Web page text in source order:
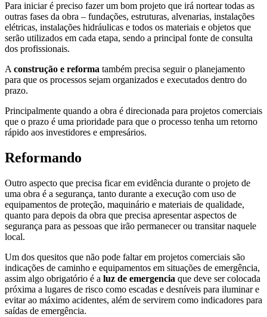
Para iniciar é preciso fazer um bom projeto que irá nortear todas as
outras fases da obra – fundações, estruturas, alvenarias, instalações
elétricas, instalações hidráulicas e todos os materiais e objetos que
serão utilizados em cada etapa, sendo a principal fonte de consulta
dos profissionais.
Aconstrução e reforma também precisa seguir o planejamento
para que os processos sejam organizados e executados dentro do
prazo.
Principalmente quando a obra é direcionada para projetos comerciais
que o prazo é uma prioridade para que o processo tenha um retorno
rápido aos investidores e empresários.
Reformando
Outro aspecto que precisa ficar em evidência durante o projeto de
uma obra é a segurança, tanto durante a execução com uso de
equipamentos de proteção, maquinário e materiais de qualidade,
quanto para depois da obra que precisa apresentar aspectos de
segurança para as pessoas que irão permanecer ou transitar naquele
local.
Um dos quesitos que não pode faltar em projetos comerciais são
indicações de caminho e equipamentos em situações de emergência,
assim algo obrigatório é a luz de emergencia que deve ser colocada
próxima a lugares de risco como escadas e desníveis para iluminar e
evitar ao máximo acidentes, além de servirem como indicadores para
saídas de emergência.